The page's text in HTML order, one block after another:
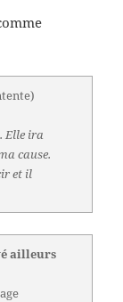
Elle ira
cause.
et il
ailleurs